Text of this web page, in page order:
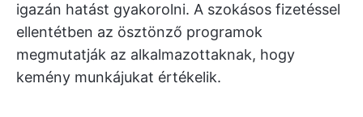
igazán hatást gyakorolni. A szokásos fizetéssel
ellentétben az ösztönző programok
megmutatják az alkalmazottaknak, hogy
kemény munkájukat értékelik.